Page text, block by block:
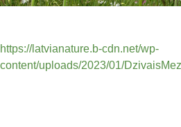
https://latvianature.b-cdn.net/wp-
content/uploads/2023/01/